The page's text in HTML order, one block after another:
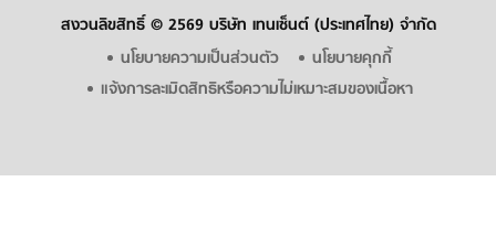
สงวนลิขสิทธิ์ © 2569 บริษัท เทนเซ็นต์ (ประเทศไทย) จำกัด
นโยบายความเป็นส่วนตัว
นโยบายคุกกี้
แจ้งการละเมิดสิทธิหรือความไม่เหมาะสมของเนื้อหา